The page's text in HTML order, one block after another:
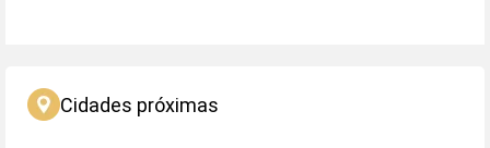
Cidades próximas